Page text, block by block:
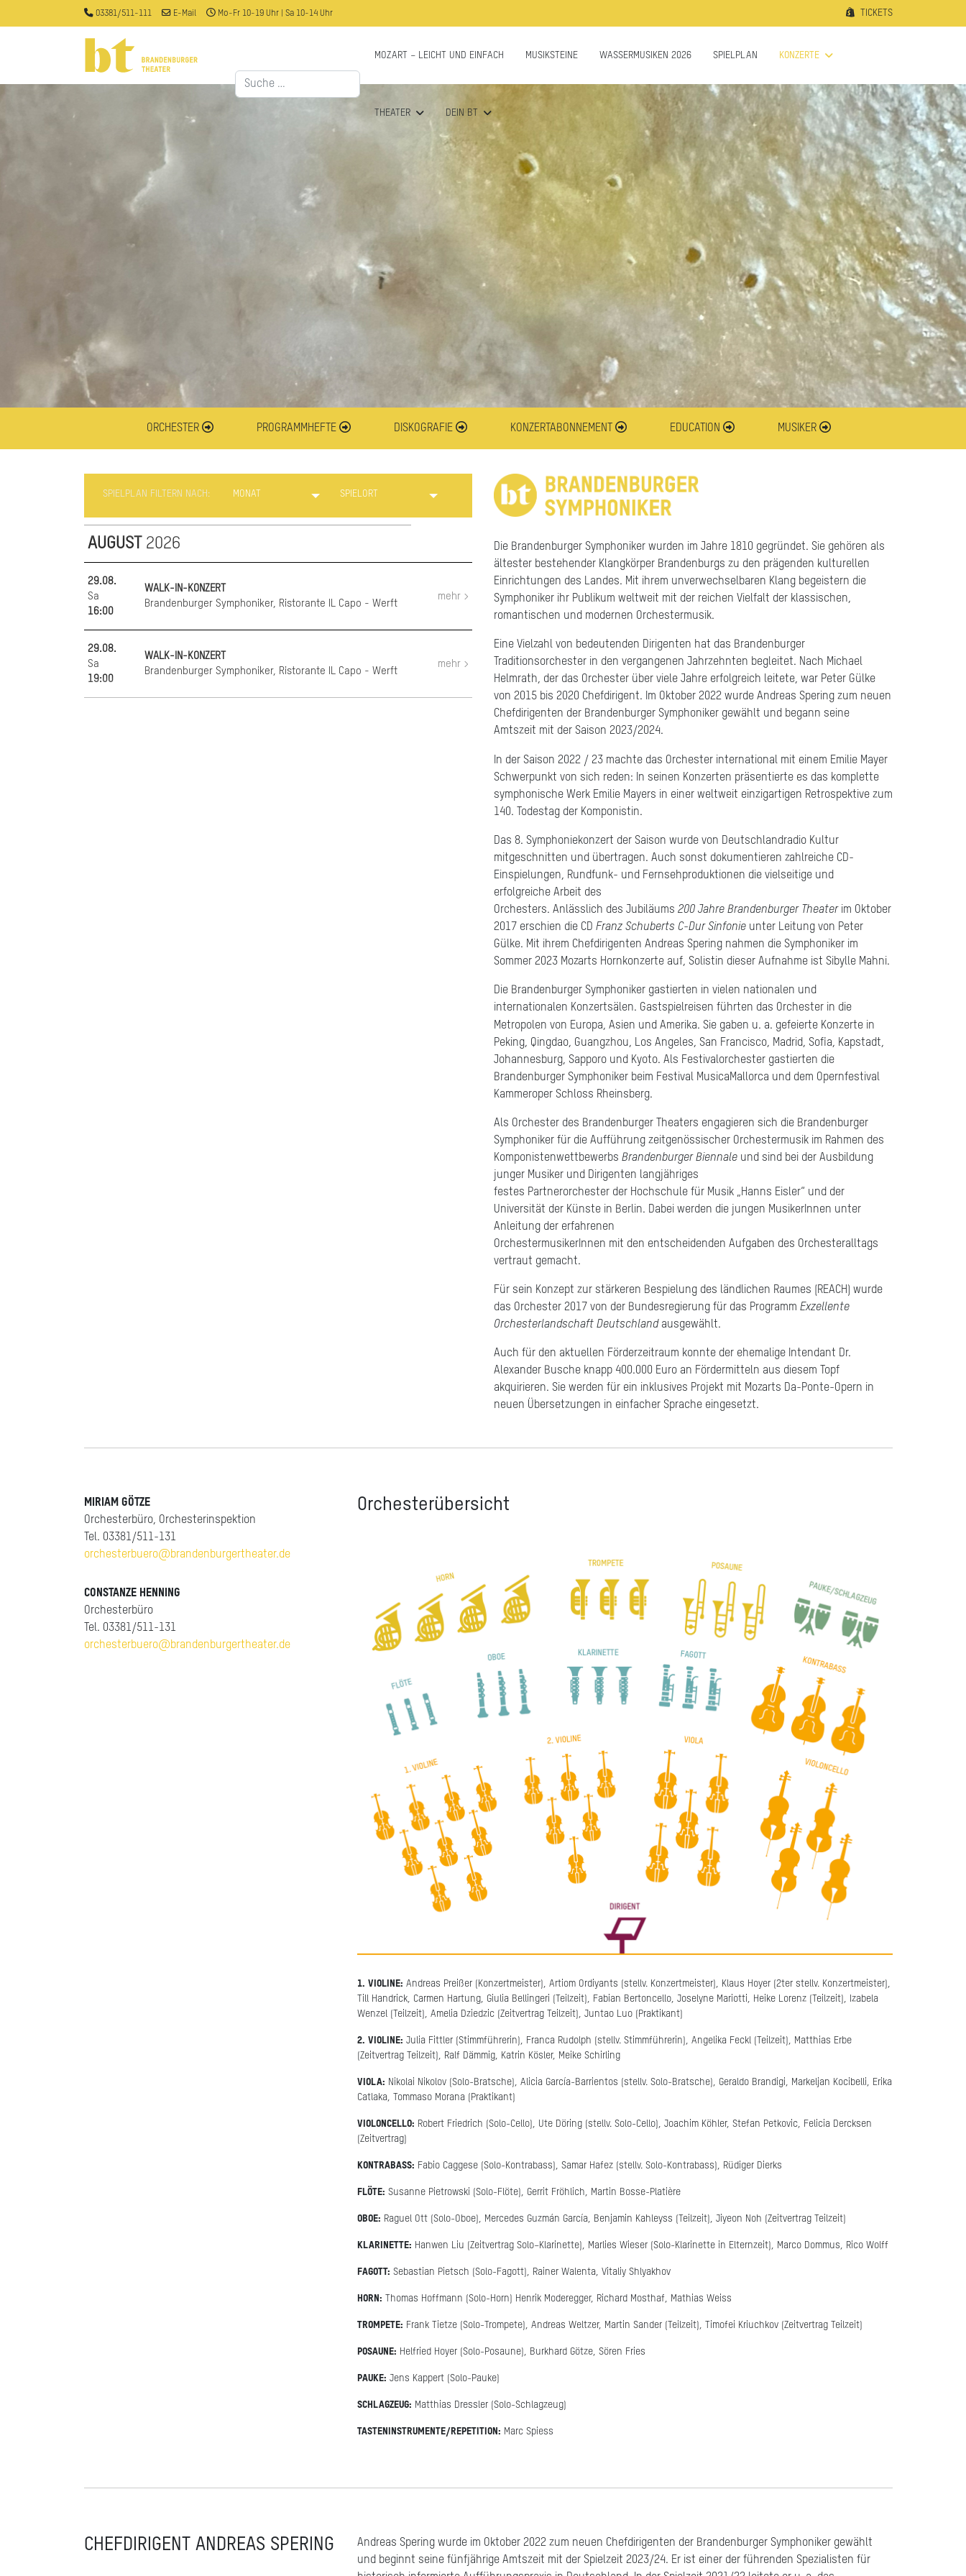
03381/511-111 E-Mail Mo-Fr 10-19 Uhr | Sa 10-14 Uhr TICKETS
Suchen
MOZART – LEICHT UND EINFACH MUSIKSTEINE WASSERMUSIKEN 2026 SPIELPLAN KONZERTE
THEATER DEIN BT
ORCHESTER PROGRAMMHEFTE DISKOGRAFIE KONZERTABONNEMENT EDUCATION MUSIKER
SPIELPLAN FILTERN NACH: MONAT SPIELORT
AUGUST2026
29.08.
Sa
16:00
WALK-IN-KONZERT
Brandenburger Symphoniker, Ristorante IL Capo - Werft
mehr >
29.08.
Sa
19:00
WALK-IN-KONZERT
Brandenburger Symphoniker, Ristorante IL Capo - Werft
mehr >
Die Brandenburger Symphoniker wurden im Jahre 1810 gegründet. Sie gehören als
ältester bestehender Klangkörper Brandenburgs zu den prägenden kulturellen
Einrichtungen des Landes. Mit ihrem unverwechselbaren Klang begeistern die
Symphoniker ihr Publikum weltweit mit der reichen Vielfalt der klassischen,
romantischen und modernen Orchestermusik.
Eine Vielzahl von bedeutenden Dirigenten hat das Brandenburger
Traditionsorchester in den vergangenen Jahrzehnten begleitet. Nach Michael
Helmrath, der das Orchester über viele Jahre erfolgreich leitete, war Peter Gülke
von 2015 bis 2020 Chefdirigent. Im Oktober 2022 wurde Andreas Spering zum neuen
Chefdirigenten der Brandenburger Symphoniker gewählt und begann seine
Amtszeit mit der Saison 2023/2024.
In der Saison 2022 / 23 machte das Orchester international mit einem Emilie Mayer
Schwerpunkt von sich reden: In seinen Konzerten präsentierte es das komplette
symphonische Werk Emilie Mayers in einer weltweit einzigartigen Retrospektive zum
140. Todestag der Komponistin.
Das 8. Symphoniekonzert der Saison wurde von Deutschlandradio Kultur
mitgeschnitten und übertragen. Auch sonst dokumentieren zahlreiche CD-
Einspielungen, Rundfunk- und Fernsehproduktionen die vielseitige und
erfolgreiche Arbeit des
Orchesters. Anlässlich des Jubiläums 200 Jahre Brandenburger Theaterim Oktober
2017 erschien die CD Franz Schuberts C-Dur Sinfonie unter Leitung von Peter
Gülke. Mit ihrem Chefdirigenten Andreas Spering nahmen die Symphoniker im
Sommer 2023 Mozarts Hornkonzerte auf, Solistin dieser Aufnahme ist Sibylle Mahni.
Die Brandenburger Symphoniker gastierten in vielen nationalen und
internationalen Konzertsälen. Gastspielreisen führten das Orchester in die
Metropolen von Europa, Asien und Amerika. Sie gaben u. a. gefeierte Konzerte in
Peking, Qingdao, Guangzhou, Los Angeles, San Francisco, Madrid, Sofia, Kapstadt,
Johannesburg, Sapporo und Kyoto. Als Festivalorchester gastierten die
Brandenburger Symphoniker beim Festival MusicaMallorca und dem Opernfestival
Kammeroper Schloss Rheinsberg.
Als Orchester des Brandenburger Theaters engagieren sich die Brandenburger
Symphoniker für die Aufführung zeitgenössischer Orchestermusik im Rahmen des
Komponistenwettbewerbs Brandenburger Biennale und sind bei der Ausbildung
junger Musiker und Dirigenten langjähriges
festes Partnerorchester der Hochschule für Musik „Hanns Eisler“ und der
Universität der Künste in Berlin. Dabei werden die jungen MusikerInnen unter
Anleitung der erfahrenen
OrchestermusikerInnen mit den entscheidenden Aufgaben des Orchesteralltags
vertraut gemacht.
Für sein Konzept zur stärkeren Bespielung des ländlichen Raumes (REACH) wurde
das Orchester 2017 von der Bundesregierung für das Programm Exzellente
Orchesterlandschaft Deutschlandausgewählt.
Auch für den aktuellen Förderzeitraum konnte der ehemalige Intendant Dr.
Alexander Busche knapp 400.000 Euro an Fördermitteln aus diesem Topf
akquirieren. Sie werden für ein inklusives Projekt mit Mozarts Da-Ponte-Opern in
neuen Übersetzungen in einfacher Sprache eingesetzt.
MIRIAM GÖTZE
Orchesterbüro, Orchesterinspektion
Tel. 03381/511-131
orchesterbuero@brandenburgertheater.de
CONSTANZE HENNING
Orchesterbüro
Tel. 03381/511-131
orchesterbuero@brandenburgertheater.de
Orchesterübersicht
1. VIOLINE: Andreas Preißer (Konzertmeister), Artiom Ordiyants (stellv. Konzertmeister), Klaus Hoyer (2ter stellv. Konzertmeister),
Till Handrick, Carmen Hartung, Giulia Bellingeri (Teilzeit), Fabian Bertoncello, Joselyne Mariotti, Heike Lorenz (Teilzeit), Izabela
Wenzel (Teilzeit), Amelia Dziedzic (Zeitvertrag Teilzeit), Juntao Luo (Praktikant)
2. VIOLINE: Julia Fittler (Stimmführerin), Franca Rudolph (stellv. Stimmführerin), Angelika Feckl (Teilzeit), Matthias Erbe
(Zeitvertrag Teilzeit), Ralf Dämmig, Katrin Kösler, Meike Schirling
VIOLA: Nikolai Nikolov (Solo-Bratsche), Alicia García-Barrientos (stellv. Solo-Bratsche), Geraldo Brandigi, Markeljan Kocibelli, Erika
Catlaka, Tommaso Morana (Praktikant)
VIOLONCELLO: Robert Friedrich (Solo-Cello), Ute Döring (stellv. Solo-Cello), Joachim Köhler, Stefan Petkovic, Felicia Dercksen
(Zeitvertrag)
KONTRABASS: Fabio Caggese (Solo-Kontrabass), Samar Hafez (stellv. Solo-Kontrabass), Rüdiger Dierks
FLÖTE: Susanne Pietrowski (Solo-Flöte), Gerrit Fröhlich, Martin Bosse-Platière
OBOE: Raguel Ott (Solo-Oboe), Mercedes Guzmán García, Benjamin Kahleyss (Teilzeit), Jiyeon Noh (Zeitvertrag Teilzeit)
KLARINETTE: Hanwen Liu (Zeitvertrag Solo–Klarinette), Marlies Wieser (Solo-Klarinette in Elternzeit), Marco Dommus, Rico Wolff
FAGOTT: Sebastian Pietsch (Solo-Fagott), Rainer Walenta, Vitaliy Shlyakhov
HORN: Thomas Hoffmann (Solo-Horn) Henrik Moderegger, Richard Mosthaf, Mathias Weiss
TROMPETE: Frank Tietze (Solo-Trompete), Andreas Weltzer, Martin Sander (Teilzeit), Timofei Kriuchkov (Zeitvertrag Teilzeit)
POSAUNE: Helfried Hoyer (Solo-Posaune), Burkhard Götze, Sören Fries
PAUKE: Jens Kappert (Solo-Pauke)
SCHLAGZEUG: Matthias Dressler (Solo-Schlagzeug)
TASTENINSTRUMENTE/REPETITION: Marc Spiess
CHEFDIRIGENT ANDREAS SPERING
Andreas Spering wurde im Oktober 2022 zum neuen Chefdirigenten der Brandenburger Symphoniker gewählt
und beginnt seine fünfjährige Amtszeit mit der Spielzeit 2023/24. Er ist einer der führenden Spezialisten für